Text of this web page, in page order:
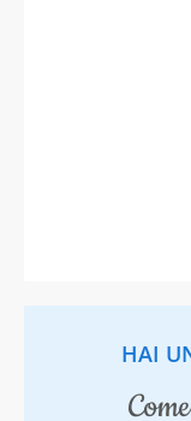
HAI